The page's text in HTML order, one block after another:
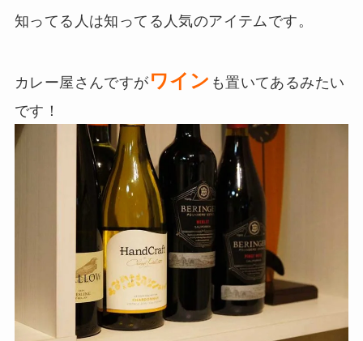
知ってる人は知ってる人気のアイテムです。
カレー屋さんですが ワイン も置いてあるみたい
です！